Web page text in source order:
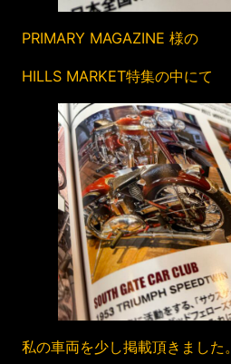
PRIMARY MAGAZINE 様の
HILLS MARKET特集の中にて
私の車両を少し掲載頂きました。